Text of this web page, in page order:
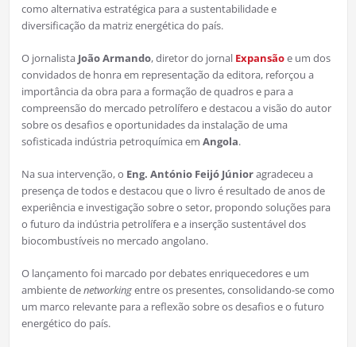
como alternativa estratégica para a sustentabilidade e
diversificação da matriz energética do país.
O jornalista João Armando, diretor do jornal Expansãoe um dos
convidados de honra em representação da editora, reforçou a
importância da obra para a formação de quadros e para a
compreensão do mercado petrolífero e destacou a visão do autor
sobre os desafios e oportunidades da instalação de uma
sofisticada indústria petroquímica em Angola.
Na sua intervenção, o Eng. António Feijó Júnioragradeceu a
presença de todos e destacou que o livro é resultado de anos de
experiência e investigação sobre o setor, propondo soluções para
o futuro da indústria petrolífera e a inserção sustentável dos
biocombustíveis no mercado angolano.
O lançamento foi marcado por debates enriquecedores e um
ambiente denetworkingentre os presentes, consolidando-se como
um marco relevante para a reflexão sobre os desafios e o futuro
energético do país.